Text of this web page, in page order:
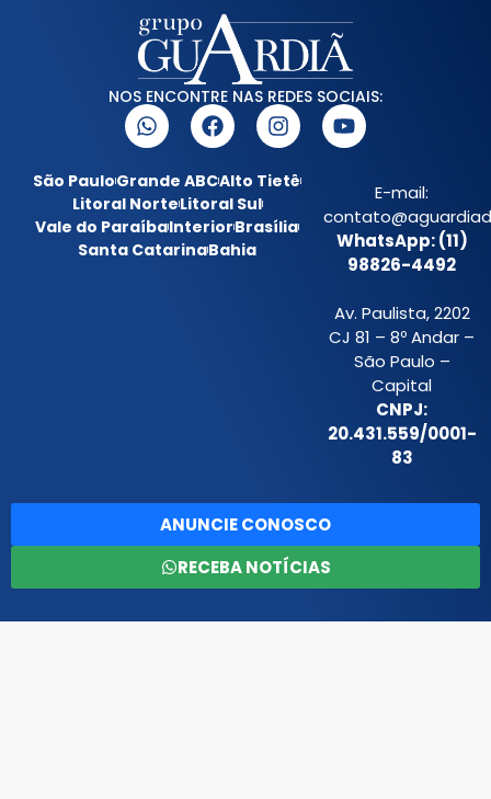
NOS ENCONTRE NAS REDES SOCIAIS:
São PauloGrande ABCAlto Tietê
Litoral NorteLitoral Sul
Vale do ParaíbaInteriorBrasília
Santa CatarinaBahia
E-mail:
WhatsApp: (11)
98826-4492
Av. Paulista, 2202
CJ 81 – 8º Andar –
São Paulo –
Capital
CNPJ:
20.431.559/0001-
83
ANUNCIE CONOSCO
RECEBA NOTÍCIAS